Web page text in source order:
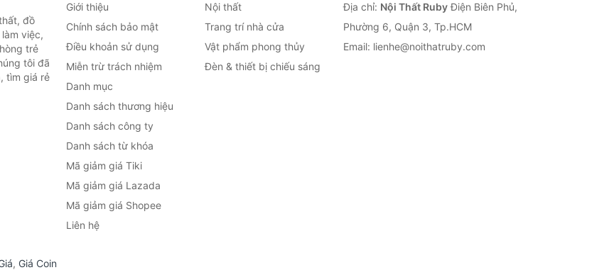
đồ
việc,
trẻ
tôi đã
tìm giá rẻ
Giới thiệu
Chính sách bảo mật
Điều khoản sử dụng
Miễn trừ trách nhiệm
Danh mục
Danh sách thương hiệu
Danh sách công ty
Danh sách từ khóa
Mã giảm giá Tiki
Mã giảm giá Lazada
Mã giảm giá Shopee
Liên hệ
Nội thất
Trang trí nhà cửa
Vật phẩm phong thủy
Đèn & thiết bị chiếu sáng
Địa chỉ: Nội Thất RubyĐiện Biên Phủ,
Phường 6, Quận 3, Tp.HCM
Email: lienhe@noithatruby.com
, Giá Coin